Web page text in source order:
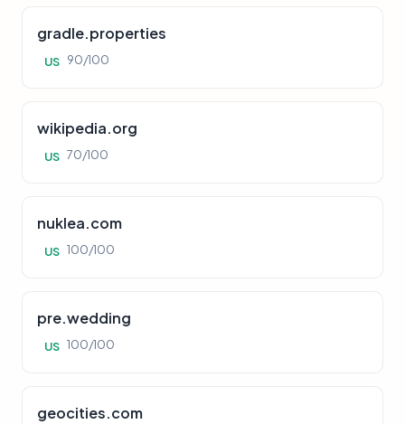
gradle.properties
US 90/100
wikipedia.org
US 70/100
nuklea.com
US 100/100
pre.wedding
US 100/100
geocities.com